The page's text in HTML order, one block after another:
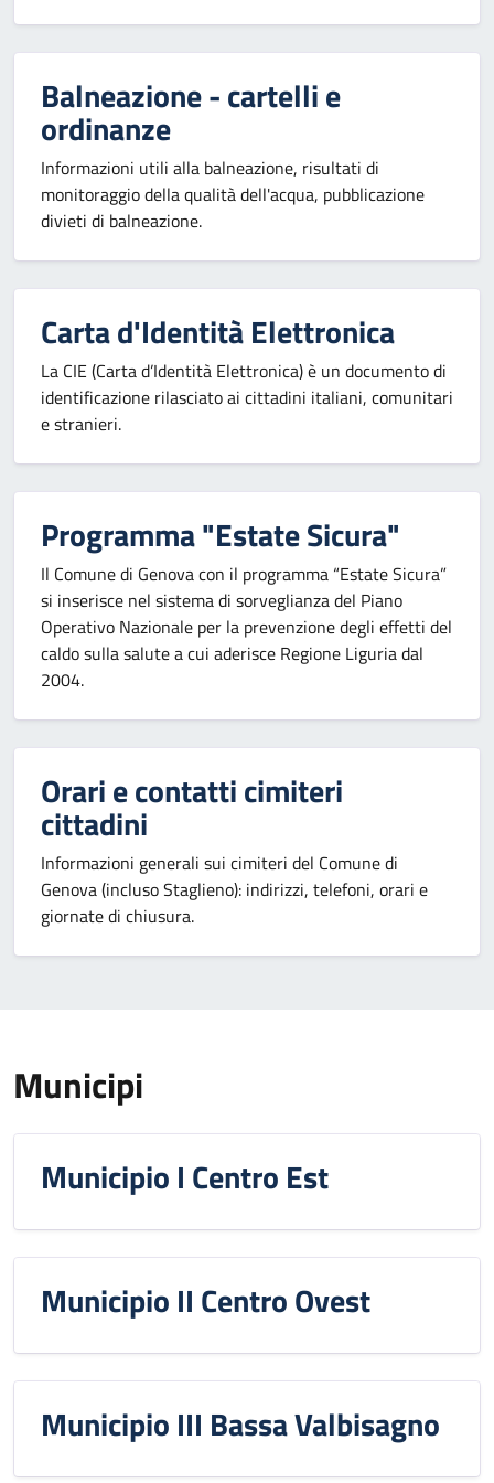
Balneazione - cartelli e
ordinanze
Informazioni utili alla balneazione, risultati di
monitoraggio della qualità dell'acqua, pubblicazione
divieti di balneazione.
Carta d'Identità Elettronica
La CIE (Carta d’Identità Elettronica) è un documento di
identificazione rilasciato ai cittadini italiani, comunitari
e stranieri.
Programma "Estate Sicura"
Il Comune di Genova con il programma “Estate Sicura”
si inserisce nel sistema di sorveglianza del Piano
Operativo Nazionale per la prevenzione degli effetti del
caldo sulla salute a cui aderisce Regione Liguria dal
2004.
Orari e contatti cimiteri
cittadini
Informazioni generali sui cimiteri del Comune di
Genova (incluso Staglieno): indirizzi, telefoni, orari e
giornate di chiusura.
Municipi
Municipio I Centro Est
Municipio II Centro Ovest
Municipio III Bassa Valbisagno